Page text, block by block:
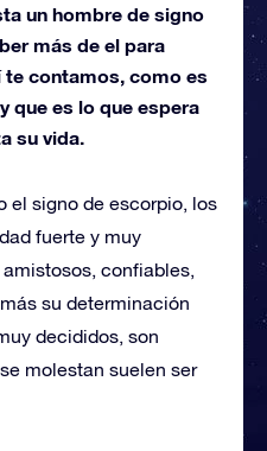
un hombre de signo
más de el para
contamos, como es
que es lo que espera
su vida.
el signo de escorpio, los
fuerte y muy
confiables,
su determinación
decididos, son
molestan suelen ser